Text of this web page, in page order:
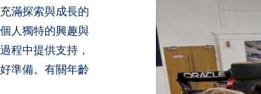
滿探索與成長的
人獨特的興趣與
程中提供支持，
準備。有關年齡